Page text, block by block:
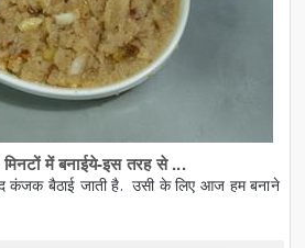
मिनटों में बनाईये-इस तरह से ...
कंजक बैठाई जाती है. उसी के लिए आज हम बनाने